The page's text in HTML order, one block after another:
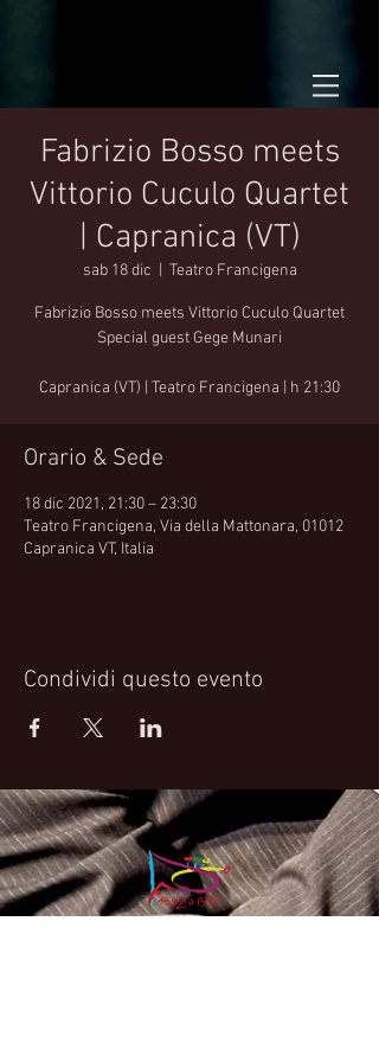
Fabrizio Bosso meets
Vittorio Cuculo Quartet
| Capranica (VT)
sab 18 dic Teatro Francigena
Fabrizio Bosso meets Vittorio Cuculo Quartet
Special guest Gege Munari
Capranica (VT) | Teatro Francigena | h 21:30
Orario & Sede
18 dic 2021, 21:30 – 23:30
Teatro Francigena, Via della Mattonara, 01012
Capranica VT, Italia
Condividi questo evento